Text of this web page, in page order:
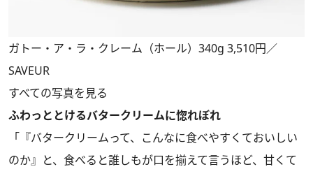
ガトー・ア・ラ・クレーム（ホール）340g 3,510円／
SAVEUR
すべての写真を見る
ふわっととけるバタークリームに惚れぼれ
「『バタークリームって、こんなに食べやすくておいしい
のか』と、食べると誰しもが口を揃えて言うほど、甘くて